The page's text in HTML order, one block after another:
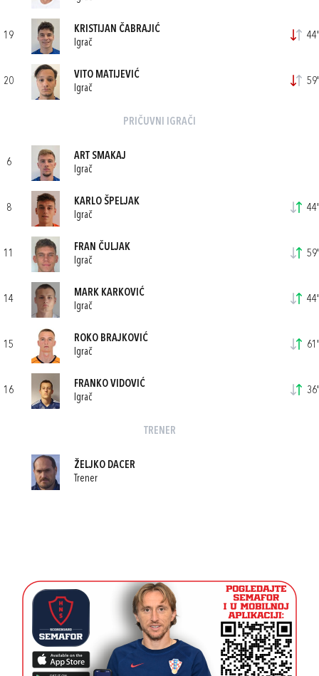
19
KRISTIJAN ČABRAJIĆ
Igrač
44'
20
VITO MATIJEVIĆ
Igrač
59'
PRIČUVNI IGRAČI
6
ART SMAKAJ
Igrač
8
KARLO ŠPELJAK
Igrač
44'
11
FRAN ČULJAK
Igrač
59'
14
MARK KARKOVIĆ
Igrač
44'
15
ROKO BRAJKOVIĆ
Igrač
61'
16
FRANKO VIDOVIĆ
Igrač
36'
TRENER
ŽELJKO DACER
Trener